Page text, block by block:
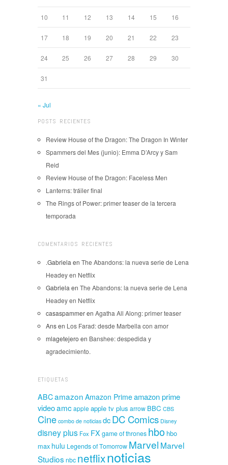
10 11 12 13 14 15 16
17 18 19 20 21 22 23
24 25 26 27 28 29 30
31
« Jul
POSTS RECIENTES
Review House of the Dragon: The Dragon In Winter
Spammers del Mes (junio): Emma D’Arcy y Sam
Reid
Review House of the Dragon: Faceless Men
Lanterns: tráiler final
The Rings of Power: primer teaser de la tercera
temporada
COMENTARIOS RECIENTES
.Gabriela en The Abandons: la nueva serie de Lena
Headey en Netflix
Gabriela en The Abandons: la nueva serie de Lena
Headey en Netflix
casaspammeren Agatha All Along: primer teaser
Ansen Los Farad: desde Marbella con amor
mlagetejero en Banshee: despedida y
agradecimiento.
ETIQUETAS
ABCamazon Amazon Primeamazon prime
videoamcapple apple tv plus arrow BBC CBS
Cine combo de noticias dcDC Comics Disney
disney plus Fox FX game of thrones hbo hbo
max hulu Legends of Tomorrow Marvel Marvel
Studios nbc netflixnoticias